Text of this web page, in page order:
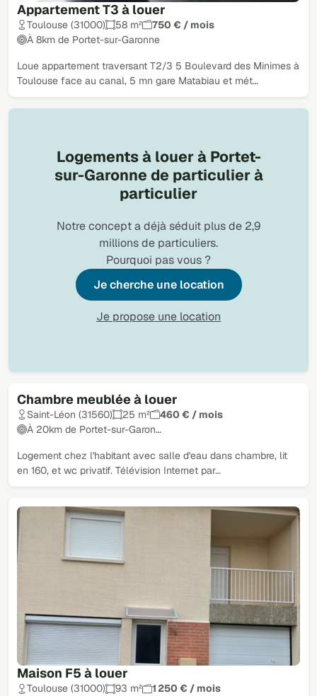
Appartement T3 à louer
Toulouse (31000) 58 m²
750 € / mois
À 8km de Portet-sur-Garonne
Loue appartement traversant T2/3 5 Boulevard des Minimes à
Toulouse face au canal, 5 mn gare Matabiau et mét…
Chambre meublée à louer
Saint-Léon (31560) 25 m²
460 € / mois
À 20km de Portet-sur-Garon…
Logement chez l'habitant avec salle d'eau dans chambre, lit
en 160, et wc privatif. Télévision Internet par…
Maison F5 à louer
Toulouse (31000) 93 m²
1 250 € / mois
Logements à louer à Portet-
sur-Garonne de particulier à
particulier
Notre concept a déjà séduit plus de 2,9
millions de particuliers.
Pourquoi pas vous ?
Je cherche une location
Je propose une location